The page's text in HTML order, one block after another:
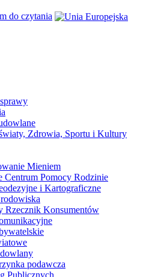
Zdrowia, Sportu i Kultury
Mieniem
Centrum Pomocy Rodzinie
i Kartograficzne
Rzecznik Konsumentów
podawcza
Publicznych